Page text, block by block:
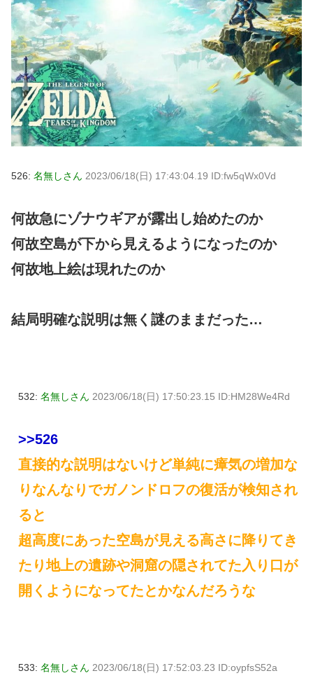
526: 名無しさん 2023/06/18(日) 17:43:04.19 ID:fw5qWx0Vd
何故急にゾナウギアが露出し始めたのか
何故空島が下から見えるようになったのか
何故地上絵は現れたのか
結局明確な説明は無く謎のままだった…
532: 名無しさん 2023/06/18(日) 17:50:23.15 ID:HM28We4Rd
>>526
直接的な説明はないけど単純に瘴気の増加な
りなんなりでガノンドロフの復活が検知され
ると
超高度にあった空島が見える高さに降りてき
たり地上の遺跡や洞窟の隠されてた入り口が
開くようになってたとかなんだろうな
533: 名無しさん 2023/06/18(日) 17:52:03.23 ID:oypfsS52a